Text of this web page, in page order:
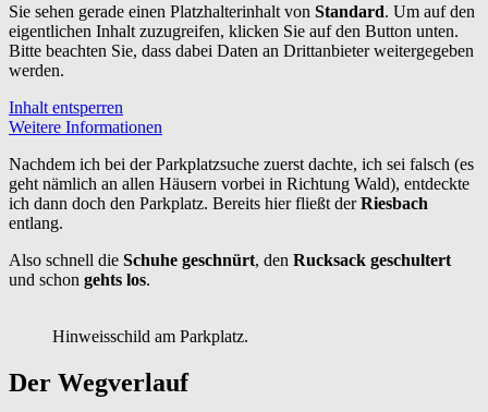
Sie sehen gerade einen Platzhalterinhalt von Standard. Um auf den
eigentlichen Inhalt zuzugreifen, klicken Sie auf den Button unten.
Bitte beachten Sie, dass dabei Daten an Drittanbieter weitergegeben
werden.
Inhalt entsperren
Weitere Informationen
Nachdem ich bei der Parkplatzsuche zuerst dachte, ich sei falsch (es
geht nämlich an allen Häusern vorbei in Richtung Wald), entdeckte
ich dann doch den Parkplatz. Bereits hier fließt derRiesbach
entlang.
Also schnell die Schuhe geschnürt, den Rucksack geschultert
und schon gehts los.
Hinweisschild am Parkplatz.
Der Wegverlauf